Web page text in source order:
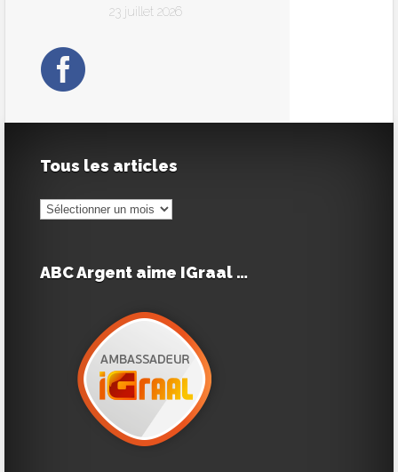
23 juillet 2026
Tous les articles
Tous
les
ABC Argent aime IGraal …